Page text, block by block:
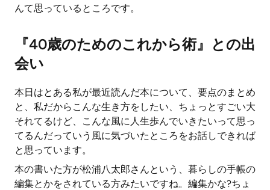
んて思っているところです。
『40歳のためのこれから術』との出
会い
本日はとある私が最近読んだ本について、要点のまとめ
と、私だからこんな生き方をしたい、ちょっとすごい大
それてるけど、こんな風に人生歩んでいきたいって思っ
てるんだっていう風に気づいたところをお話しできれば
と思っています。
本の書いた方が松浦八太郎さんという、暮らしの手帳の
編集とかをされている方みたいですね。編集かな?ちょ